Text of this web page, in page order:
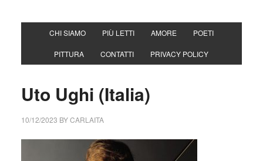
CHI SIAMO PIÙ LETTI AMORE POETI
PITTURA CONTATTI PRIVACY POLICY
Uto Ughi (Italia)
10/12/2023 BYCARLAITA